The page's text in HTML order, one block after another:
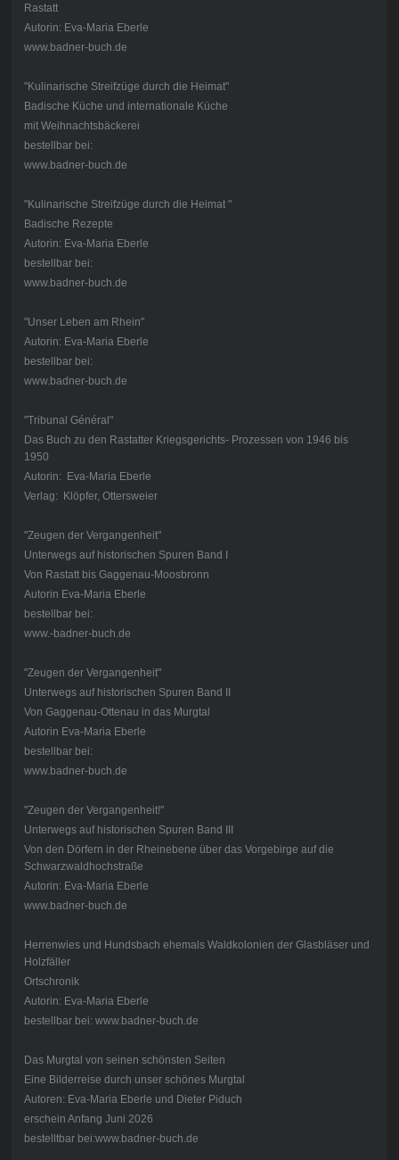
Rastatt
Autorin: Eva-Maria Eberle
www.badner-buch.de
"Kulinarische Streifzüge durch die Heimat"
Badische Küche und internationale Küche
mit Weihnachtsbäckerei
bestellbar bei:
www.badner-buch.de
"Kulinarische Streifzüge durch die Heimat "
Badische Rezepte
Autorin: Eva-Maria Eberle
bestellbar bei:
www.badner-buch.de
"Unser Leben am Rhein"
Autorin: Eva-Maria Eberle
bestellbar bei:
www.badner-buch.de
"Tribunal Général"
Das Buch zu den Rastatter Kriegsgerichts- Prozessen von 1946 bis
1950
Autorin: Eva-Maria Eberle
Verlag: Klöpfer, Ottersweier
"Zeugen der Vergangenheit"
Unterwegs auf historischen Spuren Band I
Von Rastatt bis Gaggenau-Moosbronn
Autorin Eva-Maria Eberle
bestellbar bei:
www.-badner-buch.de
"Zeugen der Vergangenheit"
Unterwegs auf historischen Spuren Band II
Von Gaggenau-Ottenau in das Murgtal
Autorin Eva-Maria Eberle
bestellbar bei:
www.badner-buch.de
"Zeugen der Vergangenheit!"
Unterwegs auf historischen Spuren Band III
Von den Dörfern in der Rheinebene über das Vorgebirge auf die
Schwarzwaldhochstraße
Autorin: Eva-Maria Eberle
www.badner-buch.de
Herrenwies und Hundsbach ehemals Waldkolonien der Glasbläser und
Holzfäller
Ortschronik
Autorin: Eva-Maria Eberle
bestellbar bei: www.badner-buch.de
Das Murgtal von seinen schönsten Seiten
Eine Bilderreise durch unser schönes Murgtal
Autoren: Eva-Maria Eberle und Dieter Piduch
erschein Anfang Juni 2026
bestelltbar bei:www.badner-buch.de